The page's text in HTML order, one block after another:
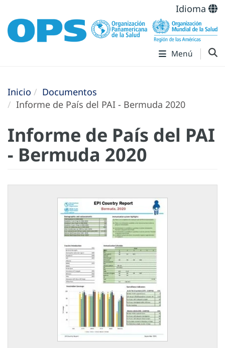
Idioma
Menú
Inicio
Documentos
Informe de País del PAI - Bermuda 2020
Informe de País del PAI
- Bermuda 2020